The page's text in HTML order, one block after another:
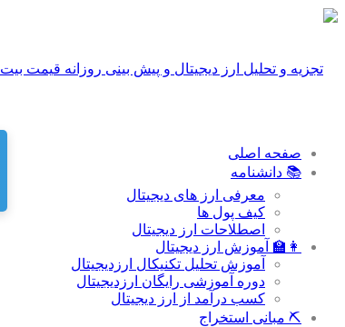
صفحه اصلی
📚 دانشنامه
معرفی ارز های دیجیتال
کیف پول ها
اصطلاحات ارز دیجیتال
👩‍🏫 آموزش ارز دیجیتال
آموزش تحلیل تکنیکال ارزدیجیتال
دوره آموزشی رایگان ارزدیجیتال
کسب درآمد از ارز دیجیتال
⛏ مبانی استخراج